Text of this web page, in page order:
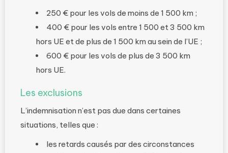
250 € pour les vols de moins de 1 500 km ;
400 € pour les vols entre 1 500 et 3 500 km
hors UE et de plus de 1 500 km au sein de l’UE ;
600 € pour les vols de plus de 3 500 km
hors UE.
Les exclusions
L’indemnisation n’est pas due dans certaines
situations, telles que :
les retards causés par des circonstances